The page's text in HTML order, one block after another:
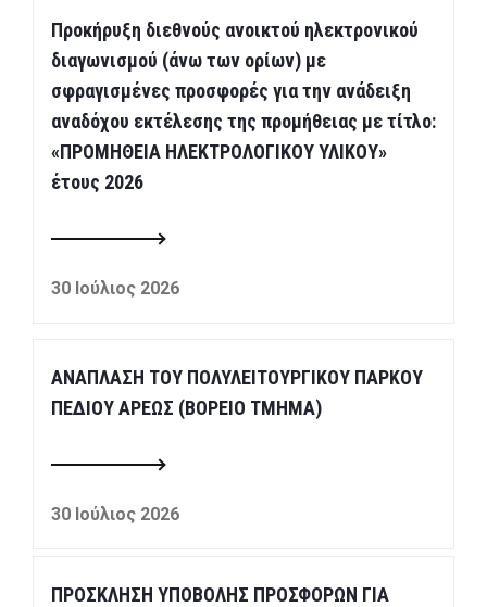
Προκήρυξη διεθνούς ανοικτού ηλεκτρονικού
διαγωνισμού (άνω των ορίων) με
σφραγισμένες προσφορές για την ανάδειξη
αναδόχου εκτέλεσης της προμήθειας με τίτλο:
«ΠΡΟΜΗΘΕΙΑ ΗΛΕΚΤΡΟΛΟΓΙΚΟΥ ΥΛΙΚΟΥ»
έτους 2026
30 Ιούλιος 2026
ΑΝΑΠΛΑΣΗ ΤΟΥ ΠΟΛΥΛΕΙΤΟΥΡΓΙΚΟΥ ΠΑΡΚΟΥ
ΠΕΔΙΟΥ ΑΡΕΩΣ (ΒΟΡΕΙΟ ΤΜΗΜΑ)
30 Ιούλιος 2026
ΠΡΟΣΚΛΗΣΗ ΥΠΟΒΟΛΗΣ ΠΡΟΣΦΟΡΩΝ ΓΙΑ